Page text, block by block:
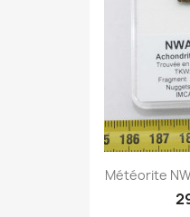
Météorite